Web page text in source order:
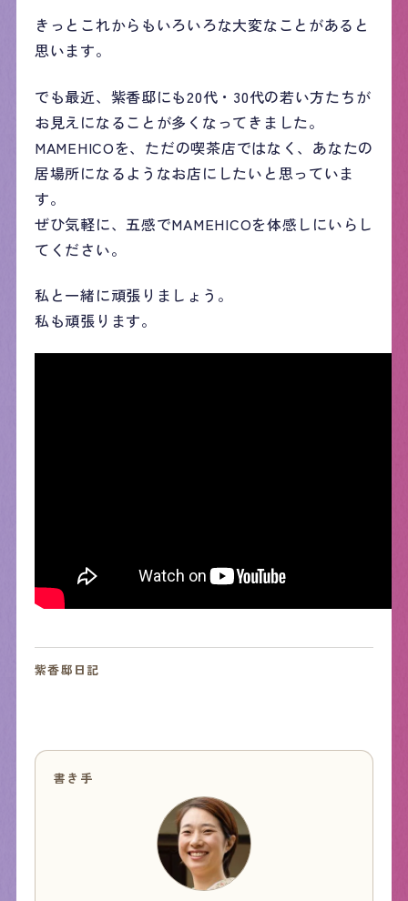
きっとこれからもいろいろな大変なことがあると
思います。
でも最近、紫香邸にも20代・30代の若い方たちが
お見えになることが多くなってきました。
MAMEHICOを、ただの喫茶店ではなく、あなたの
居場所になるようなお店にしたいと思っていま
す。
ぜひ気軽に、五感でMAMEHICOを体感しにいらし
てください。
私と一緒に頑張りましょう。
私も頑張ります。
紫香邸日記
書き手